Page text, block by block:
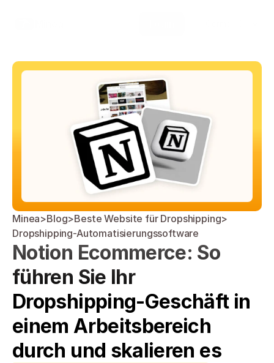
Minea>Blog>Beste Website für Dropshipping>
Dropshipping-Automatisierungssoftware
Notion Ecommerce: So
führen Sie Ihr
Dropshipping-Geschäft in
einem Arbeitsbereich
durch und skalieren es